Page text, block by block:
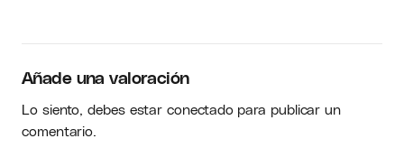
Añade una valoración
Lo siento, debes estarconectadopara publicar un
comentario.